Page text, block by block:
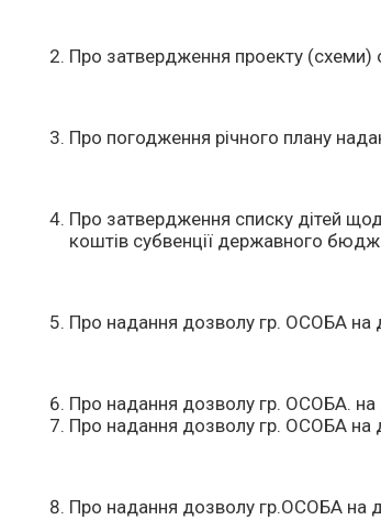
Про затвердження проекту (схеми)
Про погодження річного плану
Про затвердження списку дітей
коштів субвенції державного
Про надання дозволу гр. ОСОБА на
Про надання дозволу гр. ОСОБА. на
Про надання дозволу гр. ОСОБА на
Про надання дозволу гр.ОСОБА на